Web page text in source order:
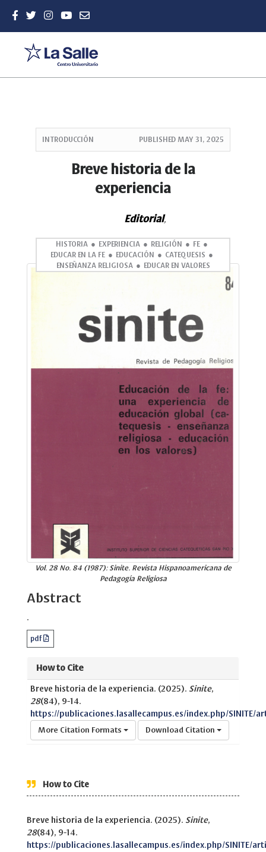
Sidebar
INTRODUCCIÓN PUBLISHED MAY 31, 2025
Breve historia de la
experiencia
Editorial,
HISTORIA EXPERIENCIA RELIGIÓN
FE
EDUCAR EN LA FE
EDUCACIÓN
CATEQUESIS
ENSEÑANZA RELIGIOSA
EDUCAR EN VALORES
Vol. 28 No. 84 (1987): Sinite. Revista Hispanoamericana de
Pedagogía Religiosa
Abstract
.
pdf
How to Cite
Breve historia de la experiencia. (2025). Sinite,
28(84), 9-14.
https://publicaciones.lasallecampus.es/index.php/SINITE/
More Citation Formats Download Citation
How to Cite
Breve historia de la experiencia. (2025). Sinite,
28(84), 9-14.
https://publicaciones.lasallecampus.es/index.php/SINITE/